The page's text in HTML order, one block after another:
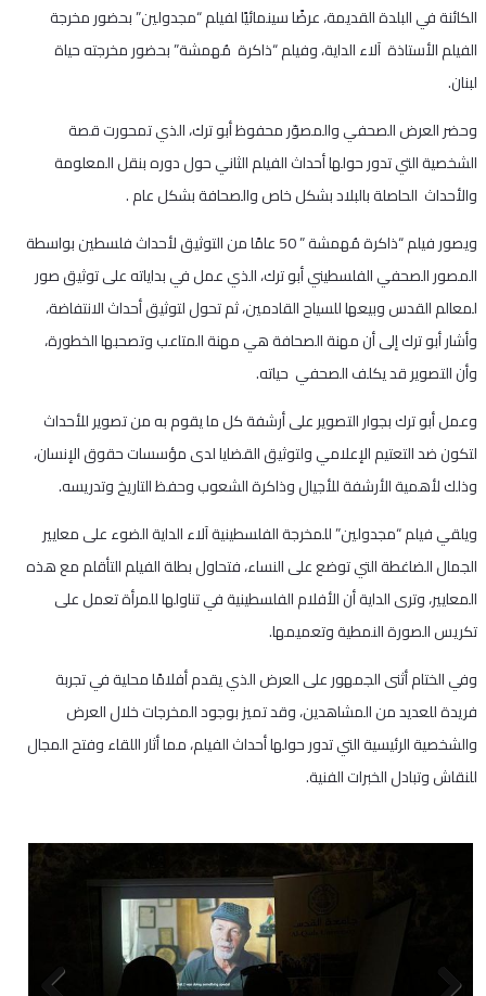
الكائنة في البلدة القديمة، عرضًا سينمائيًا لفيلم “مجدولين” بحضور مخرجة
الفيلم الأستاذة آلاء الداية، وفيلم “ذاكرة مُهمشة” بحضور مخرجته حياة
لبنان.
وحضر العرض الصحفي والمصوّر محفوظ أبو ترك، الذي تمحورت قصة
الشخصية التي تدور حولها أحداث الفيلم الثاني حول دوره بنقل المعلومة
والأحداث الحاصلة بالبلاد بشكل خاص والصحافة بشكل عام .
ويصور فيلم “ذاكرة مُهمشة ” 50 عامًا من التوثيق لأحداث فلسطين بواسطة
المصور الصحفي الفلسطيني أبو ترك، الذي عمل في بداياته على توثيق صور
لمعالم القدس وبيعها للسياح القادمين، ثم تحول لتوثيق أحداث الانتفاضة،
وأشار أبو ترك إلى أن مهنة الصحافة هي مهنة المتاعب وتصحبها الخطورة،
وأن التصوير قد يكلف الصحفي حياته.
وعمل أبو ترك بجوار التصوير على أرشفة كل ما يقوم به من تصوير للأحداث
لتكون ضد التعتيم الإعلامي ولتوثيق القضايا لدى مؤسسات حقوق الإنسان،
وذلك لأهمية الأرشفة للأجيال وذاكرة الشعوب وحفظ التاريخ وتدريسه.
ويلقي فيلم “مجدولين” للمخرجة الفلسطينية آلاء الداية الضوء على معايير
الجمال الضاغطة التي توضع على النساء، فتحاول بطلة الفيلم التأقلم مع هذه
المعايير، وترى الداية أن الأفلام الفلسطينية في تناولها للمرأة تعمل على
تكريس الصورة النمطية وتعميمها.
وفي الختام أثنى الجمهور على العرض الذي يقدم أفلامًا محلية في تجربة
فريدة للعديد من المشاهدين، وقد تميز بوجود المخرجات خلال العرض
والشخصية الرئيسية التي تدور حولها أحداث الفيلم، مما أثار اللقاء وفتح المجال
للنقاش وتبادل الخبرات الفنية.